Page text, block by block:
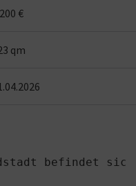
€
qm
befindet